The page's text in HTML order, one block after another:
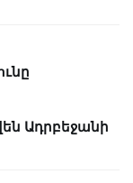
Ադրբեջանի